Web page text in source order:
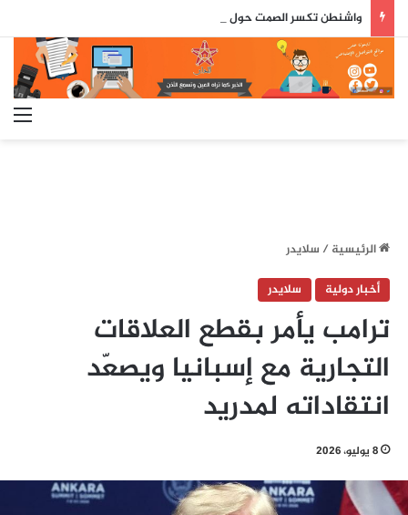
الرئيسية/ سلايدر
أخبار دولية
سلايدر
ترامب يأمر بقطع العلاقات
التجارية مع إسبانيا ويصعّد
انتقاداته لمدريد
8 يوليو، 2026